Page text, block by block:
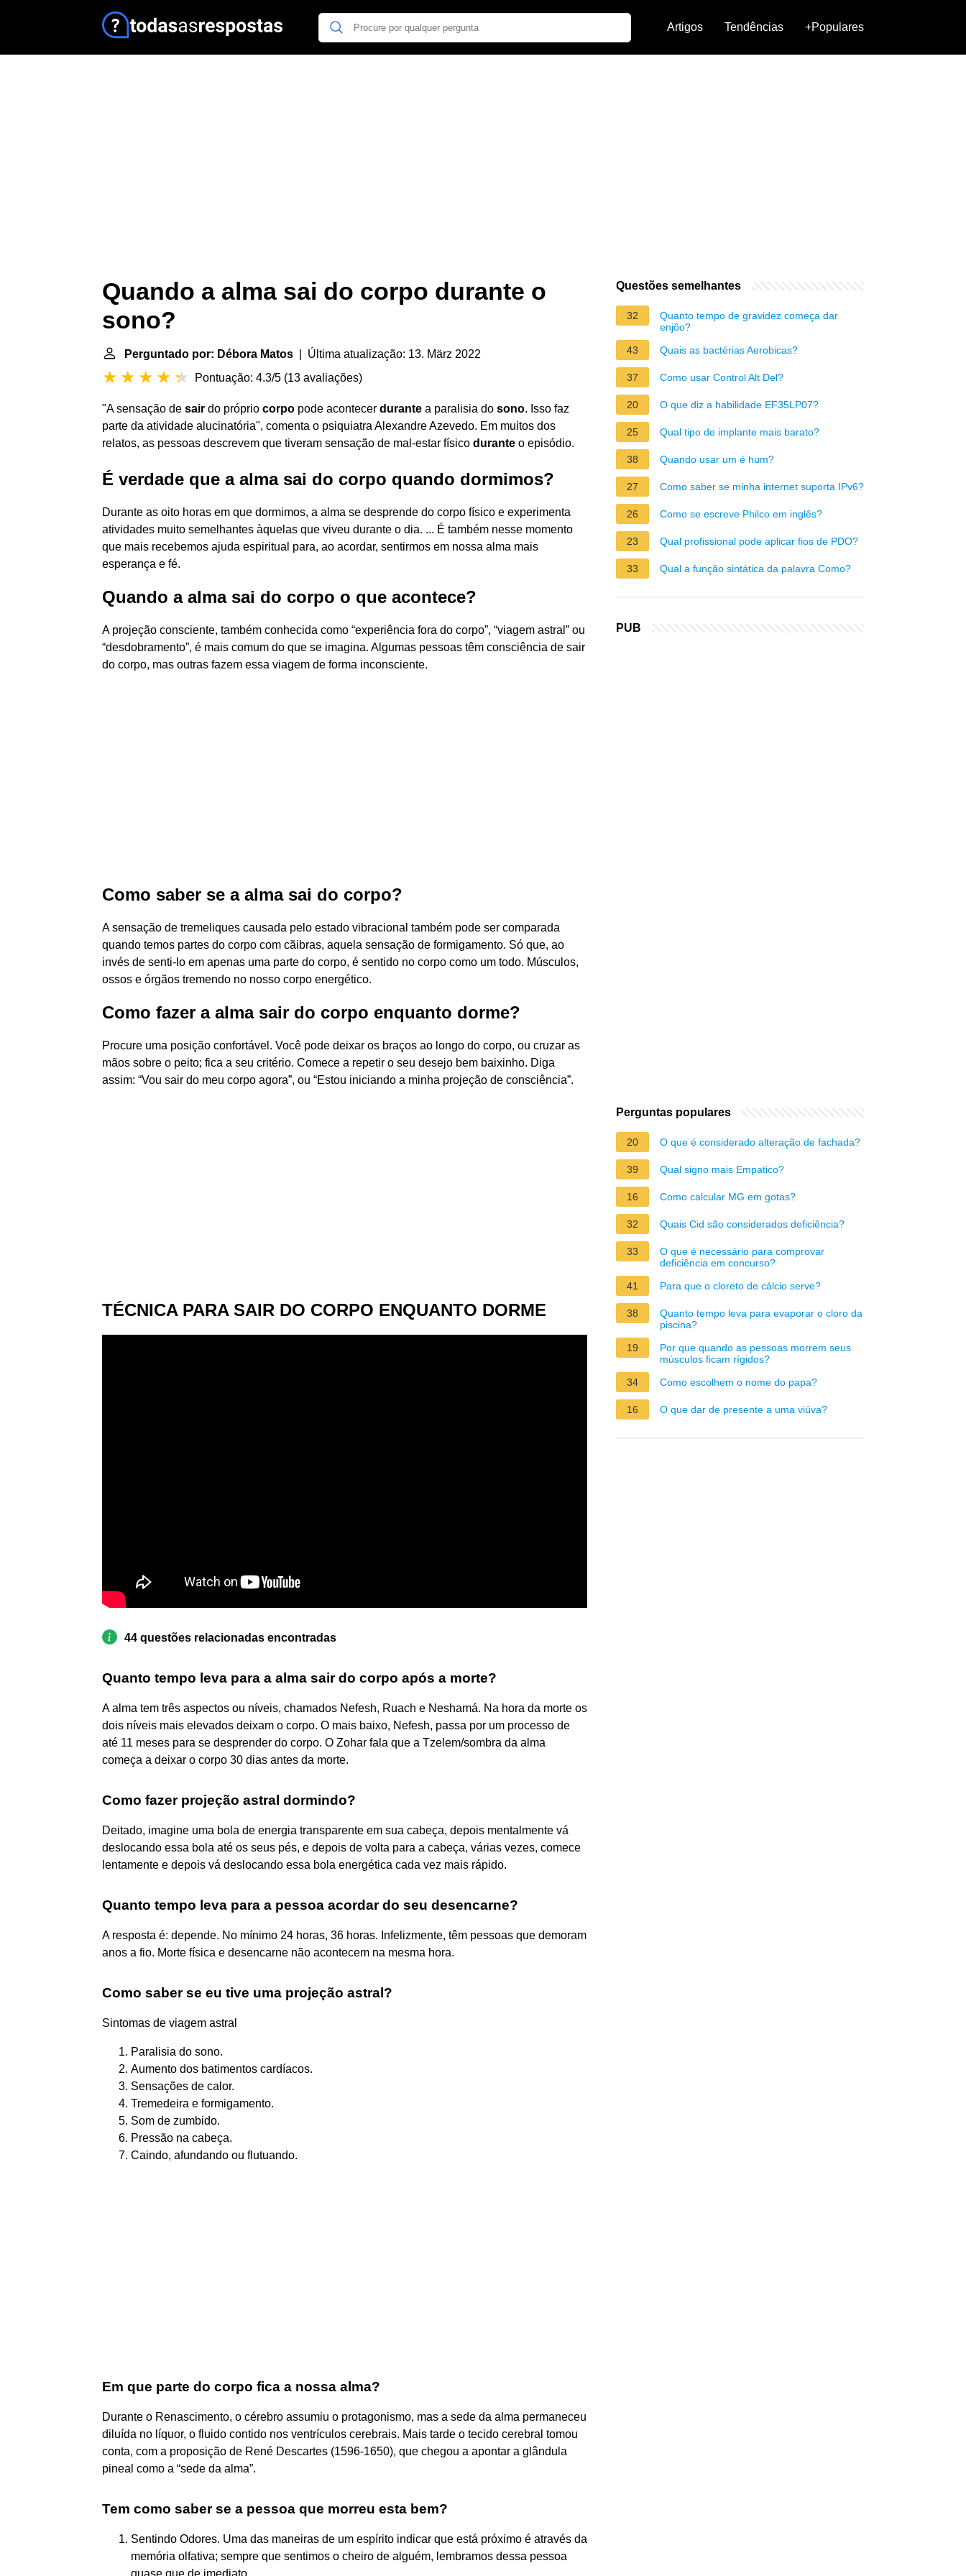
Artigos Tendências +Populares
Quando a alma sai do corpo durante o
sono?
Perguntado por: Débora Matos | Última atualização: 13. März 2022
Pontuação: 4.3/5 (13 avaliações)
"A sensação de sair do próprio corpo pode acontecer durante a paralisia do sono. Isso faz
parte da atividade alucinatória", comenta o psiquiatra Alexandre Azevedo. Em muitos dos
relatos, as pessoas descrevem que tiveram sensação de mal-estar físico durante o episódio.
É verdade que a alma sai do corpo quando dormimos?
Durante as oito horas em que dormimos, a alma se desprende do corpo físico e experimenta
atividades muito semelhantes àquelas que viveu durante o dia. ... É também nesse momento
que mais recebemos ajuda espiritual para, ao acordar, sentirmos em nossa alma mais
esperança e fé.
Quando a alma sai do corpo o que acontece?
A projeção consciente, também conhecida como “experiência fora do corpo”, “viagem astral” ou
“desdobramento”, é mais comum do que se imagina. Algumas pessoas têm consciência de sair
do corpo, mas outras fazem essa viagem de forma inconsciente.
Como saber se a alma sai do corpo?
A sensação de tremeliques causada pelo estado vibracional também pode ser comparada
quando temos partes do corpo com cãibras, aquela sensação de formigamento. Só que, ao
invés de senti-lo em apenas uma parte do corpo, é sentido no corpo como um todo. Músculos,
ossos e órgãos tremendo no nosso corpo energético.
Como fazer a alma sair do corpo enquanto dorme?
Procure uma posição confortável. Você pode deixar os braços ao longo do corpo, ou cruzar as
mãos sobre o peito; fica a seu critério. Comece a repetir o seu desejo bem baixinho. Diga
assim: “Vou sair do meu corpo agora”, ou “Estou iniciando a minha projeção de consciência”.
TÉCNICA PARA SAIR DO CORPO ENQUANTO DORME
44 questões relacionadas encontradas
Quanto tempo leva para a alma sair do corpo após a morte?
A alma tem três aspectos ou níveis, chamados Nefesh, Ruach e Neshamá. Na hora da morte os
dois níveis mais elevados deixam o corpo. O mais baixo, Nefesh, passa por um processo de
até 11 meses para se desprender do corpo. O Zohar fala que a Tzelem/sombra da alma
começa a deixar o corpo 30 dias antes da morte.
Como fazer projeção astral dormindo?
Deitado, imagine uma bola de energia transparente em sua cabeça, depois mentalmente vá
deslocando essa bola até os seus pés, e depois de volta para a cabeça, várias vezes, comece
lentamente e depois vá deslocando essa bola energética cada vez mais rápido.
Quanto tempo leva para a pessoa acordar do seu desencarne?
A resposta é: depende. No mínimo 24 horas, 36 horas. Infelizmente, têm pessoas que demoram
anos a fio. Morte física e desencarne não acontecem na mesma hora.
Como saber se eu tive uma projeção astral?
Sintomas de viagem astral
Paralisia do sono.
Aumento dos batimentos cardíacos.
Sensações de calor.
Tremedeira e formigamento.
Som de zumbido.
Pressão na cabeça.
Caindo, afundando ou flutuando.
Em que parte do corpo fica a nossa alma?
Durante o Renascimento, o cérebro assumiu o protagonismo, mas a sede da alma permaneceu
diluída no líquor, o fluido contido nos ventrículos cerebrais. Mais tarde o tecido cerebral tomou
conta, com a proposição de René Descartes (1596-1650), que chegou a apontar a glândula
pineal como a “sede da alma”.
Tem como saber se a pessoa que morreu esta bem?
Sentindo Odores. Uma das maneiras de um espírito indicar que está próximo é através da
memória olfativa; sempre que sentimos o cheiro de alguém, lembramos dessa pessoa
quase que de imediato. ...
Questões semelhantes
32
Quanto tempo de gravidez começa dar
enjôo?
43
Quais as bactérias Aerobicas?
37 Como usar Control Alt Del?
20 O que diz a habilidade EF35LP07?
25 Qual tipo de implante mais barato?
38 Quando usar um é hum?
27 Como saber se minha internet suporta IPv6?
26 Como se escreve Philco em inglês?
23 Qual profissional pode aplicar fios de PDO?
33 Qual a função sintática da palavra Como?
PUB
Perguntas populares
20 O que é considerado alteração de fachada?
39 Qual signo mais Empatico?
16 Como calcular MG em gotas?
32 Quais Cid são considerados deficiência?
33
O que é necessário para comprovar
deficiência em concurso?
41
Para que o cloreto de cálcio serve?
38
Quanto tempo leva para evaporar o cloro da
piscina?
19
Por que quando as pessoas morrem seus
músculos ficam rígidos?
34
Como escolhem o nome do papa?
16 O que dar de presente a uma viúva?